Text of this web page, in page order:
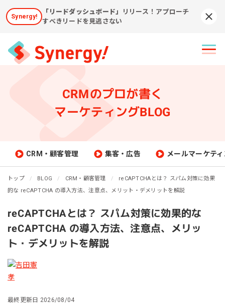
Synergy!
「リードダッシュボード」
リリース！アプローチ
すべきリードを見逃さない
CRMのプロが書く
マーケティングBLOG
CRM・顧客管理 集客・広告 メールマーケテ
トップ BLOG CRM・顧客管理
reCAPTCHAとは？ スパム対策に効果
的な reCAPTCHA の導入方法、注意点、メリット・デメリットを解説
reCAPTCHAとは？ スパム対策に効果的な
reCAPTCHA の導入方法、注意点、メリッ
ト・デメリットを解説
最終更新日 2026/08/04